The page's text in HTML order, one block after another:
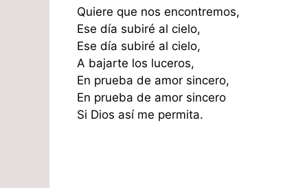
Quiere que nos encontremos,
Ese día subiré al cielo,
Ese día subiré al cielo,
A bajarte los luceros,
En prueba de amor sincero,
En prueba de amor sincero
Si Dios así me permita.